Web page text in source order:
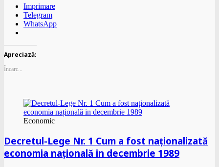
Imprimare
Telegram
WhatsApp
Apreciază:
Încarc...
Economic
Decretul-Lege Nr. 1 Cum a fost naționalizată
economia națională in decembrie 1989